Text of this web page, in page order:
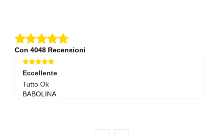
Con 4048 Recensioni
Eccellente
Tutto Ok
BABOLINA